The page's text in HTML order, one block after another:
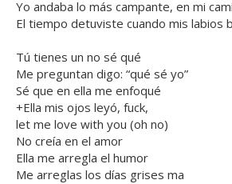
Yo andaba lo más campante, en mi
El tiempo detuviste cuando mis labios
Tú tienes un no sé qué
Me preguntan digo: “qué sé yo”
Sé que en ella me enfoqué
+Ella mis ojos leyó, fuck,
let me love with you (oh no)
No creía en el amor
Ella me arregla el humor
Me arreglas los días grises ma